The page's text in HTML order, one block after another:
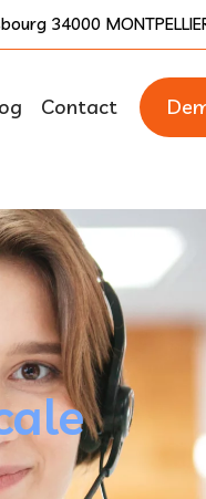
34000
Contact